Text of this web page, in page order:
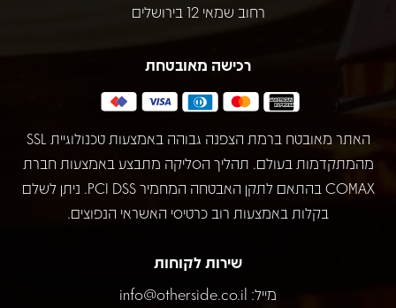
רחוב שמאי 12 בירושלים
רכישה מאובטחת
האתר מאובטח ברמת הצפנה גבוהה באמצעות טכנולוגיית SSL
מהמתקדמות בעולם. תהליך הסליקה מתבצע באמצעות חברת
COMAX בהתאם לתקן האבטחה המחמיר PCI DSS. ניתן לשלם
בקלות באמצעות רוב כרטיסי האשראי הנפוצים.
שירות לקוחות
מייל: info@otherside.co.il